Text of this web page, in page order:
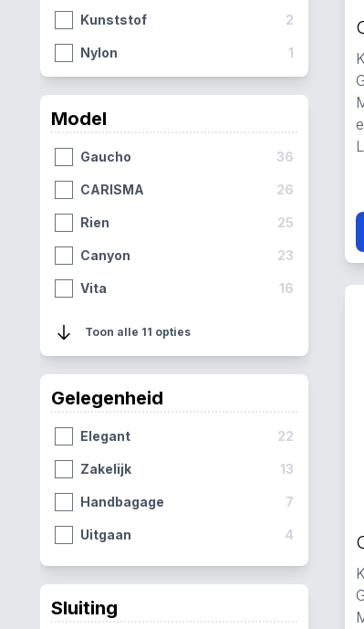
Aktetassen 1
Kunststof 2
Nylon 1
Model
Gaucho 36
CARISMA 26
Rien 25
Canyon 23
Vita 16
Donna 5
Toon alle 11 opties
Gelegenheid
Elegant 22
Zakelijk 13
Handbagage 7
Uitgaan 4
Sluiting